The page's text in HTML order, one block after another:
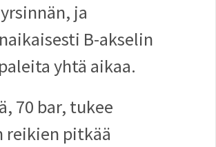
ja
B-akselin
yhtä aikaa.
70 bar, tukee
reikien pitkää